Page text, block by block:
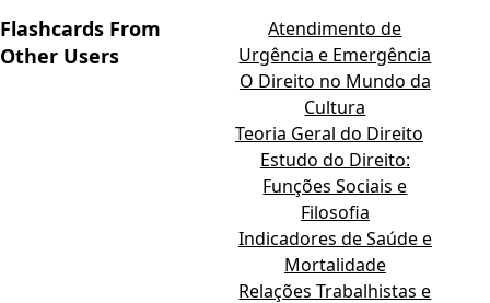
Flashcards From
Other Users
Atendimento de
Urgência e Emergência
O Direito no Mundo da
Cultura
Teoria Geral do Direito
Estudo do Direito:
Funções Sociais e
Filosofia
Indicadores de Saúde e
Mortalidade
Relações Trabalhistas e